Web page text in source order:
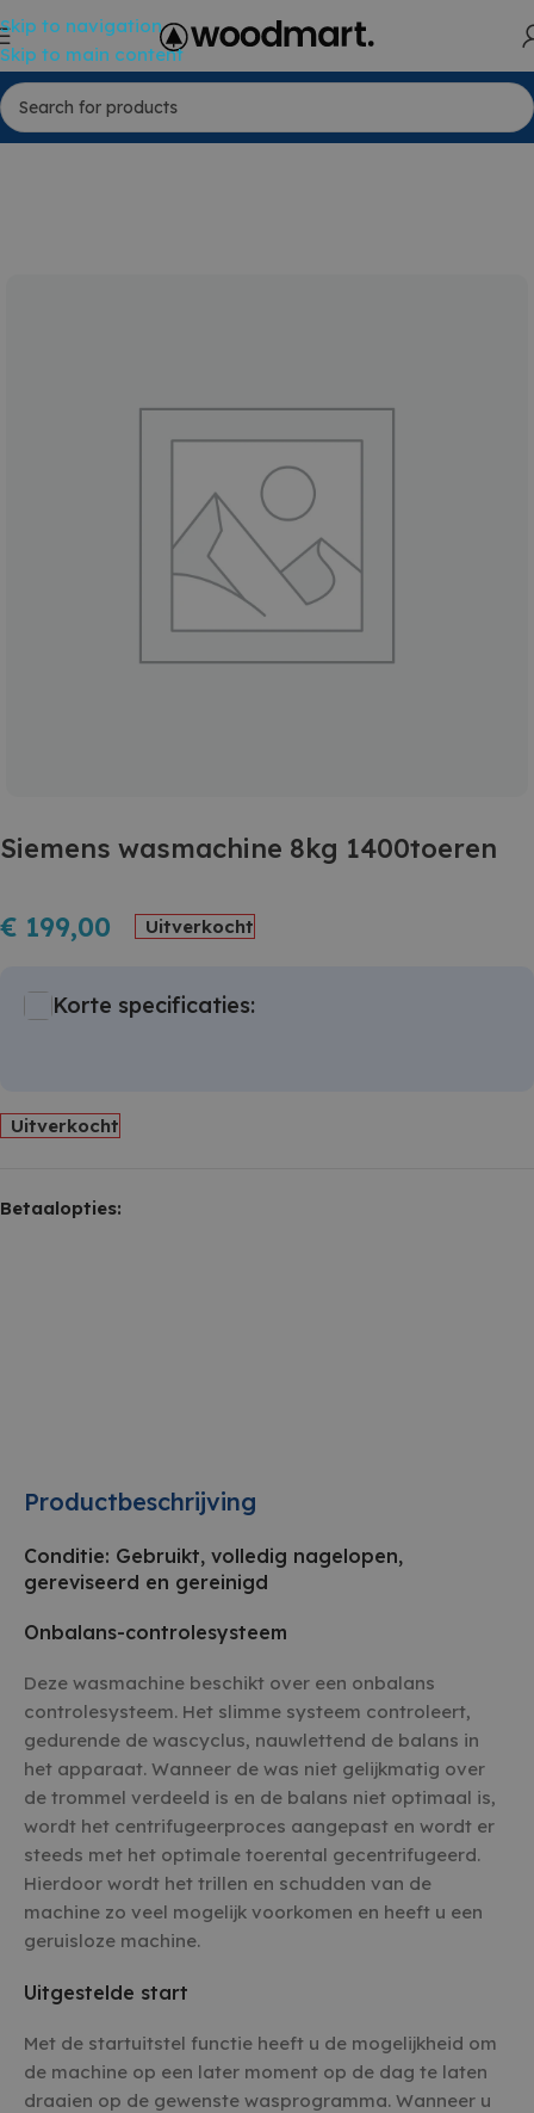
Skip to navigation
Skip to main content
Siemens wasmachine 8kg 1400toeren
€ 199,00 Uitverkocht
Korte specificaties:
Uitverkocht
Betaalopties:
Productbeschrijving
Conditie: Gebruikt, volledig nagelopen,
gereviseerd en gereinigd
Onbalans-controlesysteem
Deze wasmachine beschikt over een onbalans
controlesysteem. Het slimme systeem controleert,
gedurende de wascyclus, nauwlettend de balans in
het apparaat. Wanneer de was niet gelijkmatig over
de trommel verdeeld is en de balans niet optimaal is,
wordt het centrifugeerproces aangepast en wordt er
steeds met het optimale toerental gecentrifugeerd.
Hierdoor wordt het trillen en schudden van de
machine zo veel mogelijk voorkomen en heeft u een
geruisloze machine.
Uitgestelde start
Met de startuitstel functie heeft u de mogelijkheid om
de machine op een later moment op de dag te laten
draaien op de gewenste wasprogramma. Wanneer u